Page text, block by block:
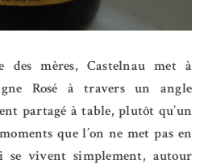
des mères, Castelnau met à
Rosé à travers un angle
partagé à table, plutôt qu’un
que l’on ne met pas en
se vivent simplement, autour